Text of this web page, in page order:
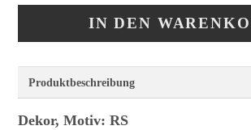
IN DEN
Produktbeschreibung
Dekor, Motiv: RS